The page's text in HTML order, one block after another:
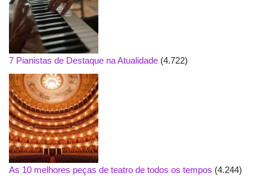
7 Pianistas de Destaque na Atualidade (4.722)
As 10 melhores peças de teatro de todos os tempos (4.244)